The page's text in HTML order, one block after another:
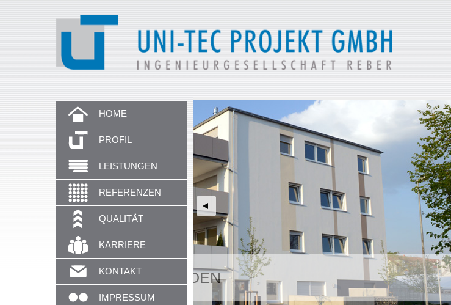
HOME
PROFIL
LEISTUNGEN
REFERENZEN
QUALITÄT
KARRIERE
KONTAKT
IMPRESSUM
Unser Empfang in Weiden - wir